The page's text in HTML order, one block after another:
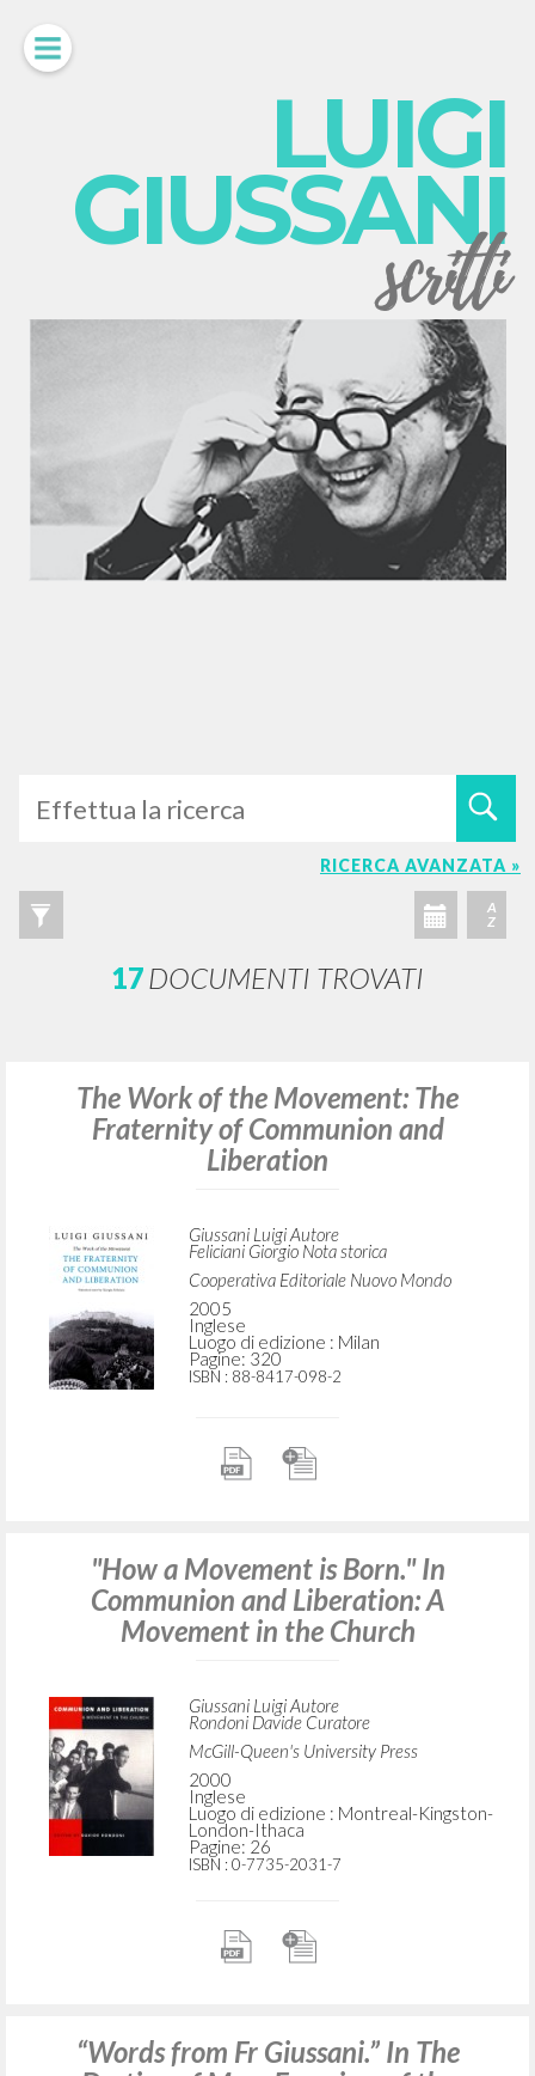
LUIGI
GIUSSANI
scritti
RICERCA AVANZATA »
A
Z
17DOCUMENTI TROVATI
The Work of the Movement: The
Fraternity of Communion and
Liberation
Giussani Luigi Autore
Feliciani Giorgio Nota storica
Cooperativa Editoriale Nuovo Mondo
2005
Inglese
Luogo di edizione : Milan
Pagine: 320
ISBN : 88-8417-098-2
"How a Movement is Born." In
Communion and Liberation: A
Movement in the Church
Giussani Luigi Autore
Rondoni Davide Curatore
McGill-Queen's University Press
2000
Inglese
Luogo di edizione : Montreal-Kingston-
London-Ithaca
Pagine: 26
ISBN : 0-7735-2031-7
“Words from Fr Giussani.” In The